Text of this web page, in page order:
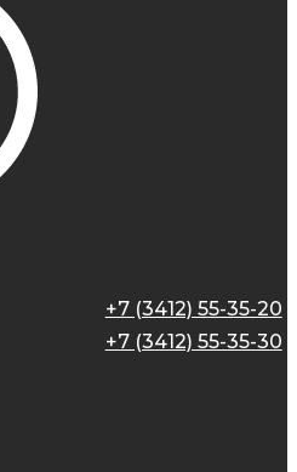
+7 (3412) 55-35-20
+7 (3412) 55-35-30